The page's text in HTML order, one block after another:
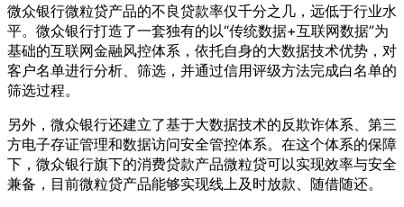
微众银行微粒贷产品的不良贷款率仅千分之几，远低于行业水
平。微众银行打造了一套独有的以“传统数据+互联网数据”为
基础的互联网金融风控体系，依托自身的大数据技术优势，对
客户名单进行分析、筛选，并通过信用评级方法完成白名单的
筛选过程。
另外，微众银行还建立了基于大数据技术的反欺诈体系、第三
方电子存证管理和数据访问安全管控体系。在这个体系的保障
下，微众银行旗下的消费贷款产品微粒贷可以实现效率与安全
兼备，目前微粒贷产品能够实现线上及时放款、随借随还。